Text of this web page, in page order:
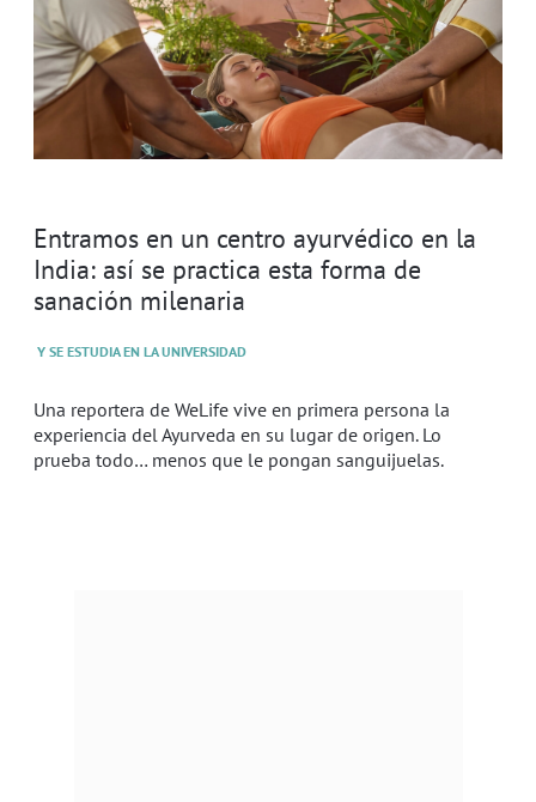
Entramos en un centro ayurvédico en la
India: así se practica esta forma de
sanación milenaria
Y SE ESTUDIA EN LA UNIVERSIDAD
Una reportera de WeLife vive en primera persona la
experiencia del Ayurveda en su lugar de origen. Lo
prueba todo… menos que le pongan sanguijuelas.